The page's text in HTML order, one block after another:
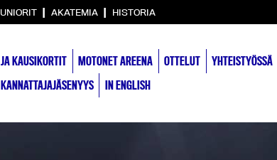
| AKATEMIA | HISTORIA
KAUSIKORTIT MOTONET AREENA OTTELUT YHTEISTYÖSSÄ
KANNATTAJAJÄSENYYS
IN ENGLISH